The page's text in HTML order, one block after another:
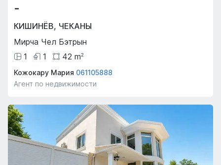
-
КИШИНЁВ, ЧЕКАНЫ
Мирча Чел Бэтрын
1
1 42 m2
Кожокару Мария 061105888
Агент по недвижимости